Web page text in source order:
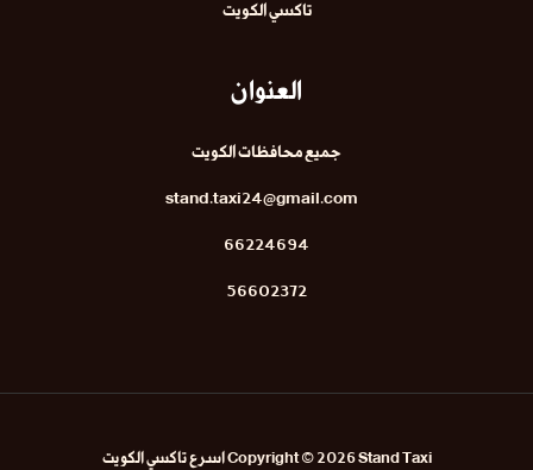
تاكسي الكويت
العنوان
جميع محافظات الكويت
stand.taxi24@gmail.com
66224694
56602372
Copyright © 2026 Stand Taxi اسرع تاكسي الكويت